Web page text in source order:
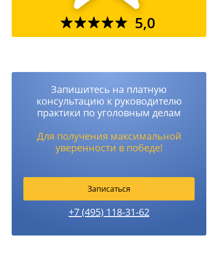
5,0
Запишитесь на платную
консультацию к руководителю
практики по уголовным делам
Для получения максимальной
уверенности в победе!
Записаться
+7 (495) 118-31-62